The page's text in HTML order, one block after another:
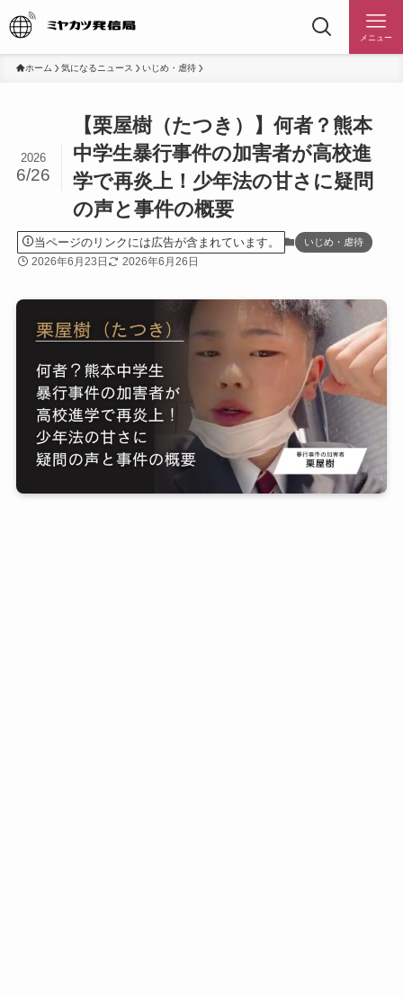
メニュー
ホーム 気になるニュース いじめ・虐待
【栗屋樹（たつき）】何者？熊本
中学生暴行事件の加害者が高校進
学で再炎上！少年法の甘さに疑問
の声と事件の概要
2026
6/26
当ページのリンクには広告が含まれています。 いじめ・虐待
2026年6月23日 2026年6月26日